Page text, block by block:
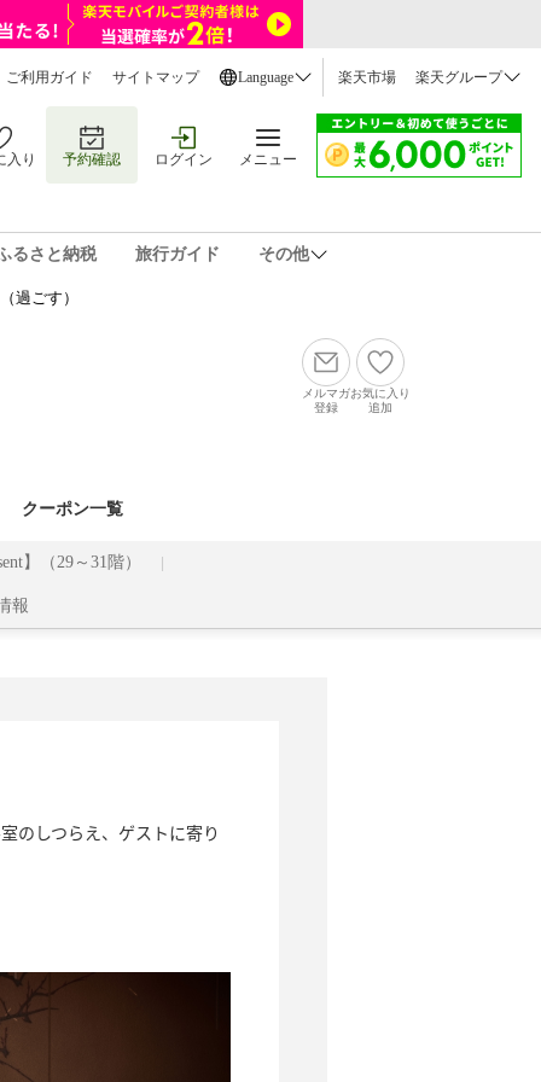
ご利用ガイド サイトマップ Language 楽天市場 楽天グループ
入り 予約確認 ログイン メニュー
るさと納税 旅行ガイド その他
ごす）
メルマガ
登録
お気に入り
追加
クーポン一覧
】（29～31階）
報
のしつらえ、ゲストに寄り